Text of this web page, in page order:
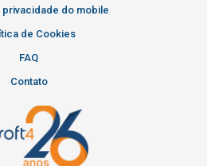
do mobile
de Cookies
FAQ
Contato